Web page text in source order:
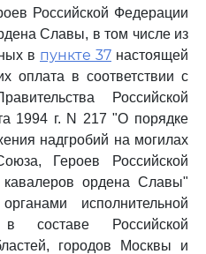
Российской Федерации
Славы, в том числе из
в пункте 37 настоящей
оплата в соответствии с
Российской
1994 г. N 217 "О порядке
надгробий на могилах
Героев Российской
ордена Славы"
исполнительной
составе Российской
городов Москвы и